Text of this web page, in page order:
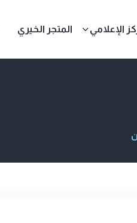
الإعلامي المتجر الخيري